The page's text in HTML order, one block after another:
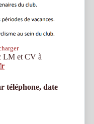
LM et CV à
téléphone, date